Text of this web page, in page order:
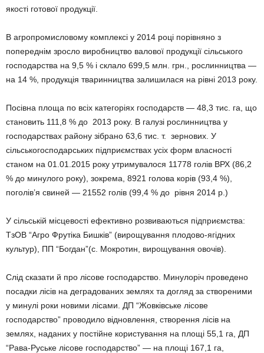
якості готової продукції.
В агропромисловому комплексі у 2014 році порівняно з
попереднім зросло виробництво валової продукції сільського
господарства на 9,5 % і склало 699,5 млн. грн., рослинництва —
на 14 %, продукція тваринництва залишилася на рівні 2013 року.
Посівна площа по всіх категоріях господарств — 48,3 тис. га, що
становить 111,8 % до 2013 року. В галузі рослинництва у
господарствах району зібрано 63,6 тис. т. зернових. У
сільськогосподарських підприємствах усіх форм власності
станом на 01.01.2015 року утримувалося 11778 голів ВРХ (86,2
% до минулого року), зокрема, 8921 голова корів (93,4 %),
поголів’я свиней — 21552 голів (99,4 % до рівня 2014 р.)
У сільській місцевості ефективно розвиваються підприємства:
ТзОВ “Агро Фрутіка Бишків” (вирощування плодово-ягідних
культур), ПП “Богдан”(с. Мокротин, вирощування овочів).
Слід сказати й про лісове господарство. Минулоріч проведено
посадки лісів на деградованих землях та догляд за створеними
у минулі роки новими лісами. ДП “Жовківське лісове
господарство” проводило відновлення, створення лісів на
землях, наданих у постійне користування на площі 55,1 га, ДП
“Рава-Руське лісове господарство” — на площі 167,1 га,